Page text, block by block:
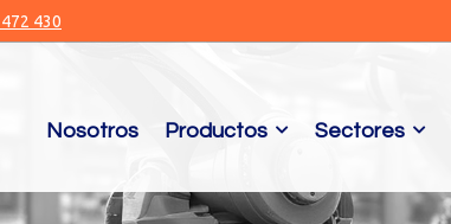
430
Nosotros Productos Sectores